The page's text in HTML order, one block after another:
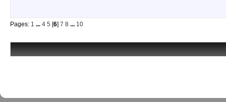
Pages: 1 ... 4 5 [6] 7 8 ... 10